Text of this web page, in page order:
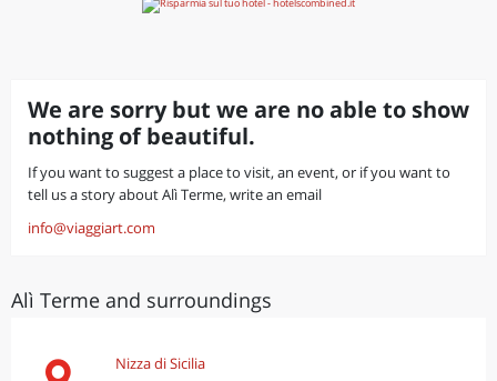
We are sorry but we are no able to show
nothing of beautiful.
If you want to suggest a place to visit, an event, or if you want to
tell us a story about Alì Terme, write an email
info@viaggiart.com
Alì Terme and surroundings
Nizza di Sicilia